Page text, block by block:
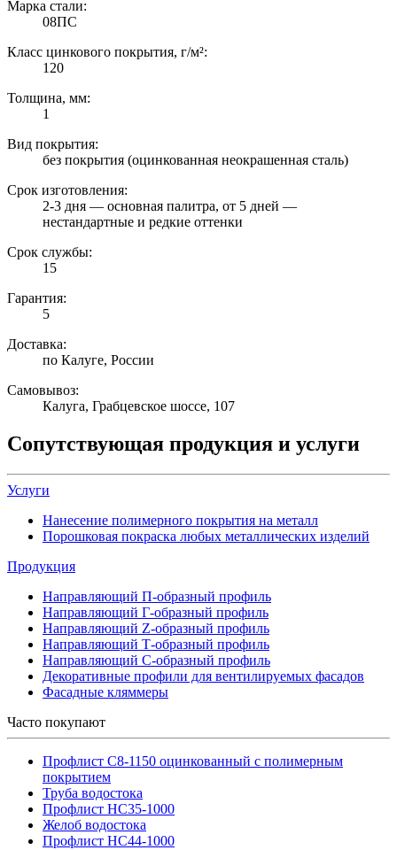
Марка стали:
08ПС
Класс цинкового покрытия, г/м²:
120
Толщина, мм:
1
Вид покрытия:
без покрытия (оцинкованная неокрашенная сталь)
Срок изготовления:
2-3 дня — основная палитра, от 5 дней —
нестандартные и редкие оттенки
Срок службы:
15
Гарантия:
5
Доставка:
по Калуге, России
Самовывоз:
Калуга, Грабцевское шоссе, 107
Сопутствующая продукция и услуги
Услуги
Нанесение полимерного покрытия на металл
Порошковая покраска любых металлических изделий
Продукция
Направляющий П-образный профиль
Направляющий Г-образный профиль
Направляющий Z-образный профиль
Направляющий Т-образный профиль
Направляющий С-образный профиль
Декоративные профили для вентилируемых фасадов
Фасадные кляммеры
Часто покупают
Профлист С8-1150 оцинкованный с полимерным
покрытием
Труба водостока
Профлист НС35-1000
Желоб водостока
Профлист НС44-1000